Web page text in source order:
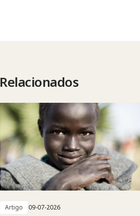
Relacionados
Artigo 09-07-2026